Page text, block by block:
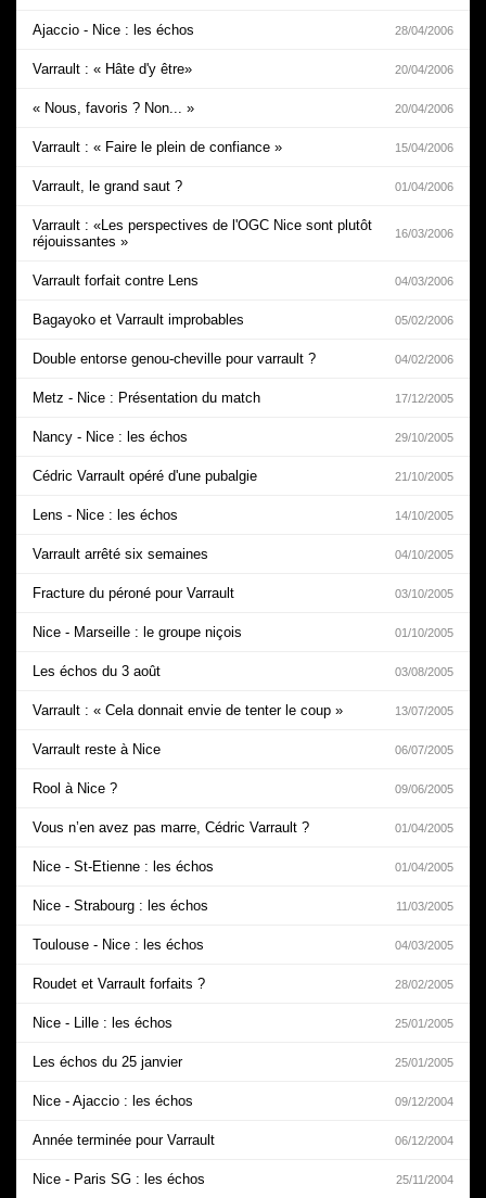
Ajaccio - Nice : les échos 28/04/2006
Varrault : « Hâte d'y être» 20/04/2006
« Nous, favoris ? Non... » 20/04/2006
Varrault : « Faire le plein de confiance » 15/04/2006
Varrault, le grand saut ? 01/04/2006
Varrault : «Les perspectives de l'OGC Nice sont plutôt
réjouissantes »
16/03/2006
Varrault forfait contre Lens 04/03/2006
Bagayoko et Varrault improbables 05/02/2006
Double entorse genou-cheville pour varrault ? 04/02/2006
Metz - Nice : Présentation du match 17/12/2005
Nancy - Nice : les échos 29/10/2005
Cédric Varrault opéré d'une pubalgie 21/10/2005
Lens - Nice : les échos 14/10/2005
Varrault arrêté six semaines 04/10/2005
Fracture du péroné pour Varrault 03/10/2005
Nice - Marseille : le groupe niçois 01/10/2005
Les échos du 3 août 03/08/2005
Varrault : « Cela donnait envie de tenter le coup » 13/07/2005
Varrault reste à Nice 06/07/2005
Rool à Nice ? 09/06/2005
Vous n’en avez pas marre, Cédric Varrault ? 01/04/2005
Nice - St-Etienne : les échos 01/04/2005
Nice - Strabourg : les échos 11/03/2005
Toulouse - Nice : les échos 04/03/2005
Roudet et Varrault forfaits ? 28/02/2005
Nice - Lille : les échos 25/01/2005
Les échos du 25 janvier 25/01/2005
Nice - Ajaccio : les échos 09/12/2004
Année terminée pour Varrault 06/12/2004
Nice - Paris SG : les échos 25/11/2004